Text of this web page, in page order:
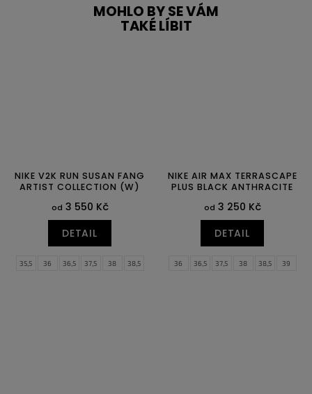
MOHLO BY SE VÁM
TAKÉ LÍBIT
NIKE V2K RUN SUSAN FANG
ARTIST COLLECTION (W)
od 3 550 Kč
DETAIL
35,5 36 36,5 37,5 38
38,5
NIKE AIR MAX TERRASCAPE
PLUS BLACK ANTHRACITE
od 3 250 Kč
DETAIL
36 36,5 37,5 38 38,5
39